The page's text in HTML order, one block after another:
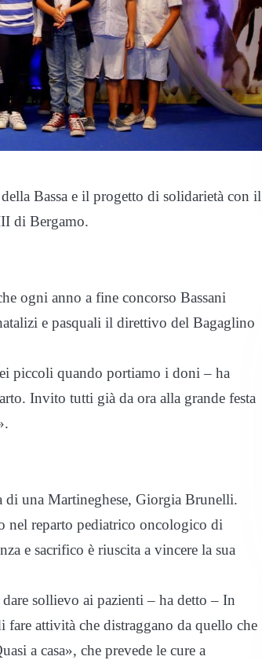
Bassa e il progetto di solidarietà con il
di Bergamo.
ogni anno a fine concorso Bassani
e pasquali il direttivo del Bagaglino
piccoli quando portiamo i doni – ha
Invito tutti già da ora alla grande festa
una Martineghese, Giorgia Brunelli.
nel reparto pediatrico oncologico di
e sacrifico è riuscita a vincere la sua
sollievo ai pazienti – ha detto – In
attività che distraggano da quello che
a casa», che prevede le cure a